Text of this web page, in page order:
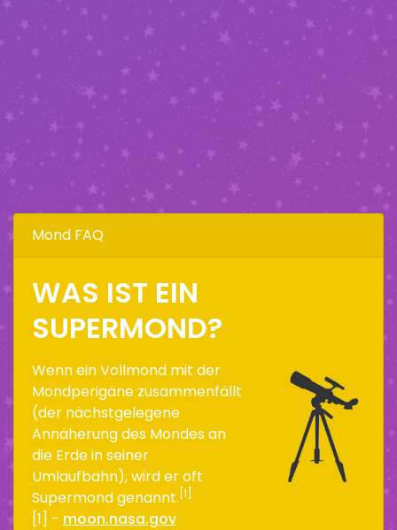
Mond FAQ
WAS IST EIN
SUPERMOND?
Wenn ein Vollmond mit der
Mondperigäne zusammenfällt
(der nächstgelegene
Annäherung des Mondes an
die Erde in seiner
Umlaufbahn), wird er oft
Supermond genannt. [1]
[1] - moon.nasa.gov